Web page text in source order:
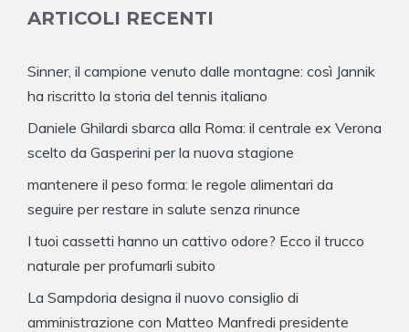
ARTICOLI RECENTI
Sinner, il campione venuto dalle montagne: così Jannik
ha riscritto la storia del tennis italiano
Daniele Ghilardi sbarca alla Roma: il centrale ex Verona
scelto da Gasperini per la nuova stagione
mantenere il peso forma: le regole alimentari da
seguire per restare in salute senza rinunce
I tuoi cassetti hanno un cattivo odore? Ecco il trucco
naturale per profumarli subito
La Sampdoria designa il nuovo consiglio di
amministrazione con Matteo Manfredi presidente